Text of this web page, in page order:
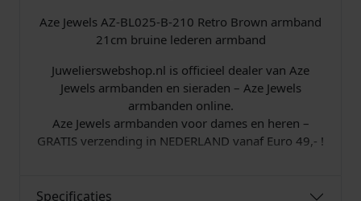
Aze Jewels AZ-BL025-B-210 Retro Brown armband
21cm bruine lederen armband
Juwelierswebshop.nl is officieel dealer van Aze
Jewels armbanden en sieraden – Aze Jewels
armbanden online.
Aze Jewels armbanden voor dames en heren –
GRATIS verzending in NEDERLAND vanaf Euro 49,- !
Specificaties